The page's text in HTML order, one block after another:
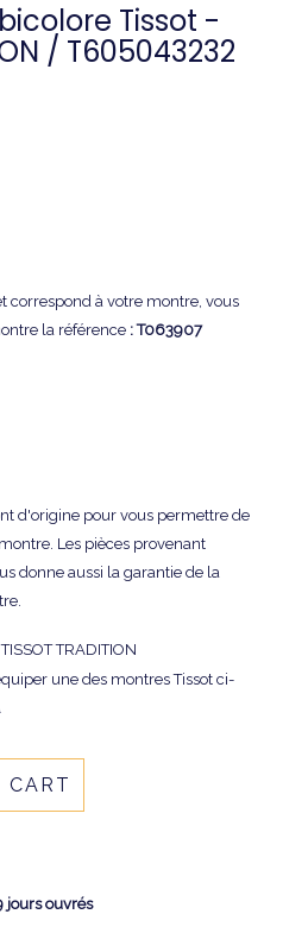
Tissot -
/ T605043232
correspond à votre montre, vous
la référence : T063907
d'origine pour vous permettre de
Les pièces provenant
donne aussi la garantie de la
TRADITION
une des montres Tissot ci-
CART
jours ouvrés